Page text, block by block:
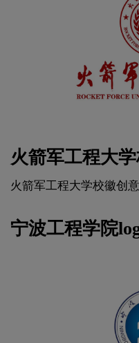
火箭军工程大学
火箭军工程大学校徽创
宁波工程学院